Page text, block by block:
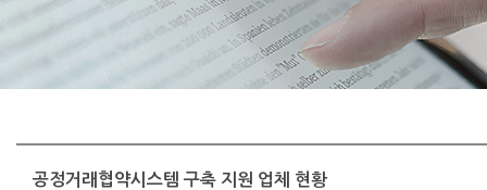
공정거래협약시스템 구축 지원 업체 현황